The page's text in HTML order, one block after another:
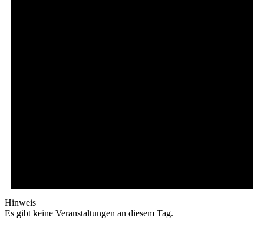
Hinweis
Es gibt keine Veranstaltungen an diesem Tag.